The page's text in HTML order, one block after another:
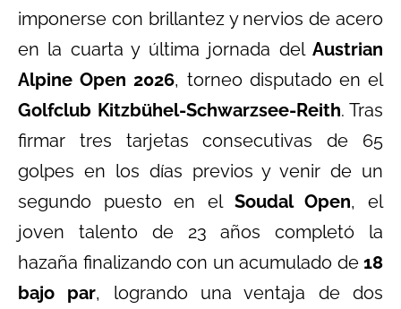
imponerse con brillantez y nervios de acero
en la cuarta y última jornada del Austrian
Alpine Open 2026, torneo disputado en el
Golfclub Kitzbühel-Schwarzsee-Reith. Tras
firmar tres tarjetas consecutivas de 65
golpes en los días previos y venir de un
segundo puesto en el Soudal Open, el
joven talento de 23 años completó la
hazaña finalizando con un acumulado de 18
bajo par, logrando una ventaja de dos